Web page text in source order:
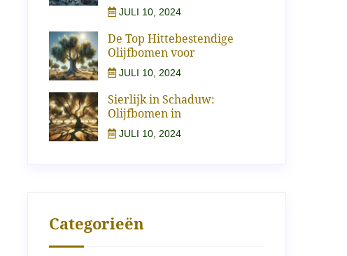
JULI 10, 2024
De Top Hittebestendige
Olijfbomen voor
JULI 10, 2024
Sierlijk in Schaduw:
Olijfbomen in
JULI 10, 2024
Categorieën